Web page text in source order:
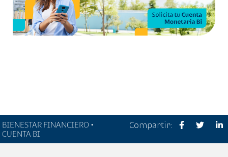
BIENESTAR FINANCIERO •
CUENTA BI
Compartir: